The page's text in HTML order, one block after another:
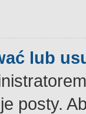
lub
posty.